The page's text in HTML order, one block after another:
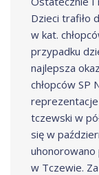
Dzieci trafiło
w kat.
przypadku
najlepsza
chłopców SP
tczewski w
się w
uhonorowano
w Tczewie.